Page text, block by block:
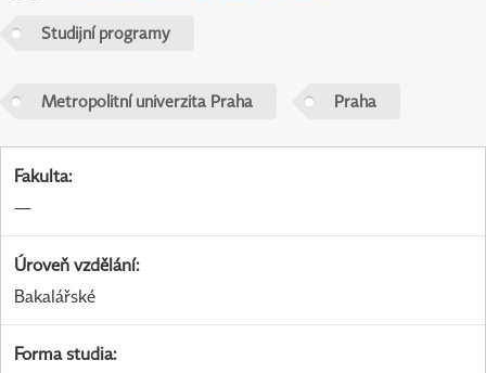
Studijní programy
Metropolitní univerzita Praha Praha
Fakulta:
—
Úroveň vzdělání:
Bakalářské
Forma studia: